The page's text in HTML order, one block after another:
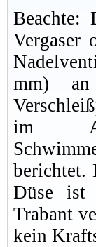
Beachte:
Vergaser
mm)
im
berichtet.
Düse ist
Trabant
kein